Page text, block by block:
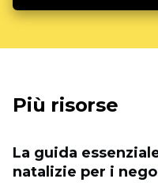
Più risorse
La guida
natalizie per i